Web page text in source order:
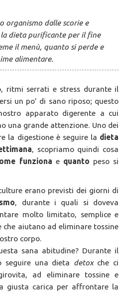
organismo dalle scorie e
dieta purificante per il fine
il menù, quanto si perde e
alimentare.
ritmi serrati e stress durante il
un po’ di sano riposo; questo
apparato digerente a cui
una grande attenzione. Uno dei
la digestione è seguire la dieta
, scopriamo quindi cosa
funziona e quanto peso si
erano previsti dei giorni di
, durante i quali si doveva
molto limitato, semplice e
aiutano ad eliminare tossine
corpo.
sana abitudine? Durante il
seguire una dieta detox che ci
ad eliminare tossine e
giusta carica per affrontare la